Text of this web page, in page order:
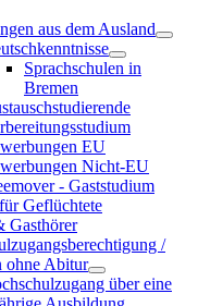
aus dem Ausland
Sprachschulen in
Bremen
EU
Nicht-EU
- Gaststudium
Geflüchtete
Gasthörer
/
ohne Abitur
über eine